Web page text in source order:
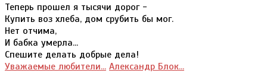
Теперь прошел я тысячи дорог -
Купить воз хлеба, дом срубить бы мог.
Нет отчима,
И бабка умерла...
Спешите делать добрые дела!
Уважаемые любители... Александр Блок...